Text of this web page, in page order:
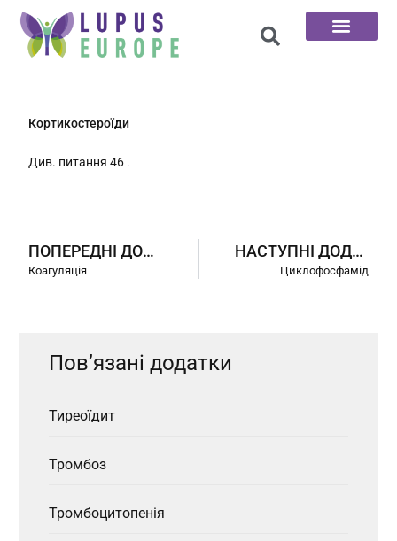
Кортикостероїди
Див. питання 46 .
ПОПЕРЕДНІ ДОДАТКИ
Коагуляція
НАСТУПНІ ДОДАТКИ
Циклофосфамід
Пов’язані додатки
Тиреоїдит
Тромбоз
Тромбоцитопенія